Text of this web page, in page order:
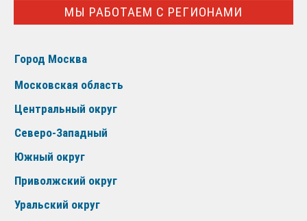
МЫ РАБОТАЕМ С РЕГИОНАМИ
Город Москва
Московская область
Центральный округ
Северо-Западный
Южный округ
Приволжский округ
Уральский округ